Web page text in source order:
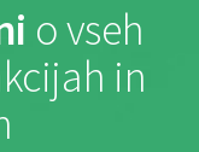
o vseh
in